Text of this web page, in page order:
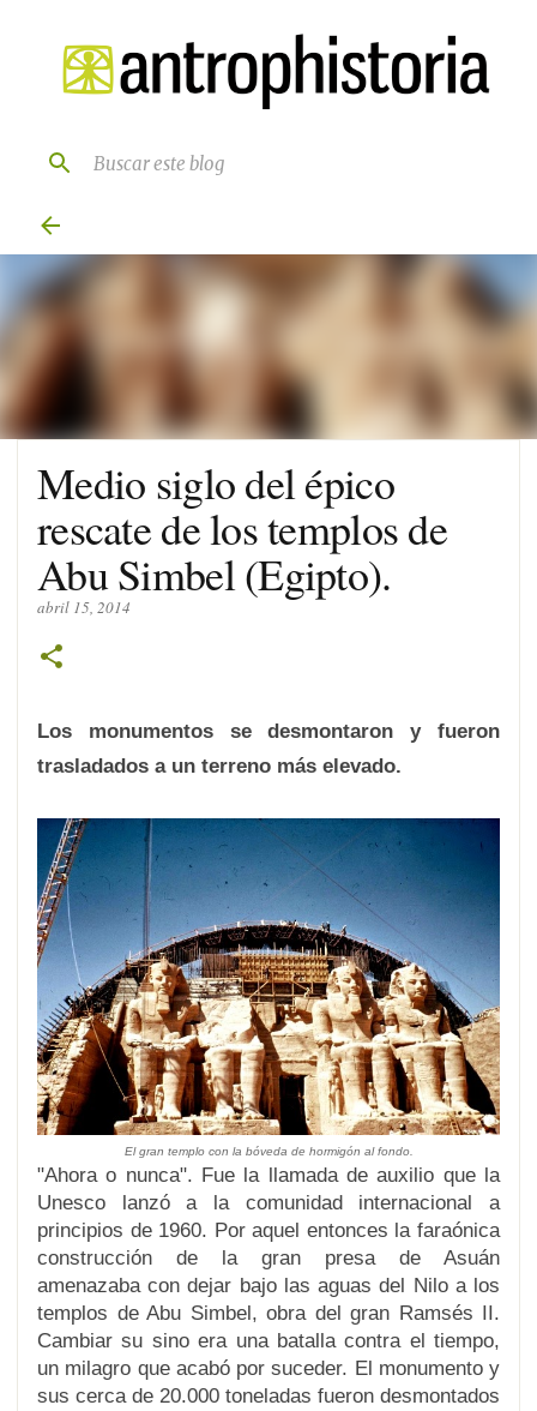
Ir al contenido principal
Medio siglo del épico
rescate de los templos de
Abu Simbel (Egipto).
abril 15, 2014
Los monumentos se desmontaron y fueron
trasladados a un terreno más elevado.
El gran templo con la bóveda de hormigón al fondo.
"Ahora o nunca". Fue la llamada de auxilio que la
Unesco lanzó a la comunidad internacional a
principios de 1960. Por aquel entonces la faraónica
construcción de la gran presa de Asuán
amenazaba con dejar bajo las aguas del Nilo a los
templos de Abu Simbel, obra del gran Ramsés II.
Cambiar su sino era una batalla contra el tiempo,
un milagro que acabó por suceder. El monumento y
sus cerca de 20.000 toneladas fueron desmontados